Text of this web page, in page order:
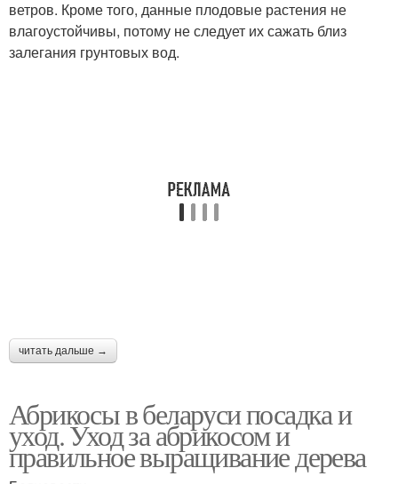
ветров. Кроме того, данные плодовые растения не
влагоустойчивы, потому не следует их сажать близ
залегания грунтовых вод.
читать дальше →
Абрикосы в беларуси посадка и
уход. Уход за абрикосом и
правильное выращивание дерева